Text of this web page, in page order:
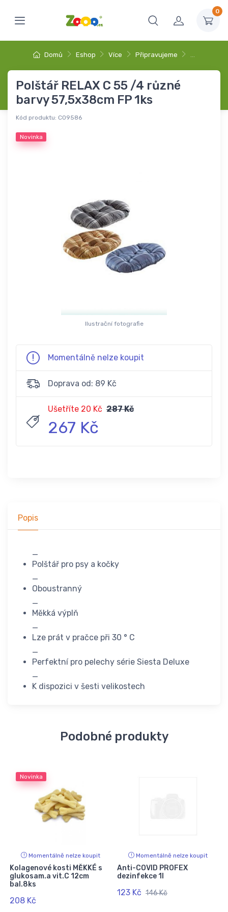
0
Domů Eshop Více Připravujeme …
Polštář RELAX C 55 /4 různé
barvy 57,5x38cm FP 1ks
Kód produktu: C09586
Novinka
Ilustrační fotografie
Momentálně nelze koupit
Doprava od: 89 Kč
Ušetříte 20 Kč 287 Kč
267 Kč
Popis
_
Polštář pro psy a kočky
_
Oboustranný
_
Měkká výplň
_
Lze prát v pračce při 30 ° C
_
Perfektní pro pelechy série Siesta Deluxe
_
K dispozici v šesti velikostech
Podobné produkty
Novinka
Momentálně nelze koupit
Kolagenové kosti MĚKKÉ s
glukosam.a vit.C 12cm
bal.8ks
208 Kč
Momentálně nelze koupit
Anti-COVID PROFEX
dezinfekce 1l
123 Kč 146 Kč